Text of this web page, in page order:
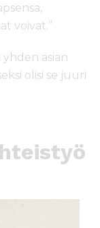
voivat.”
asian
olisi se juuri